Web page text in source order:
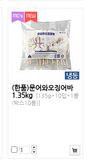
(한품)문어와오징어바
1.35kg
[135g*10입*1봉
(박스10봉)]